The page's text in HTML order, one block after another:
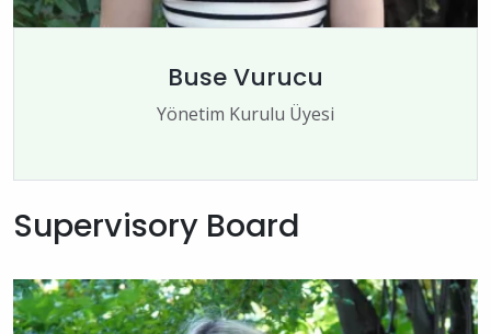
Buse Vurucu
Yönetim Kurulu Üyesi
Supervisory Board